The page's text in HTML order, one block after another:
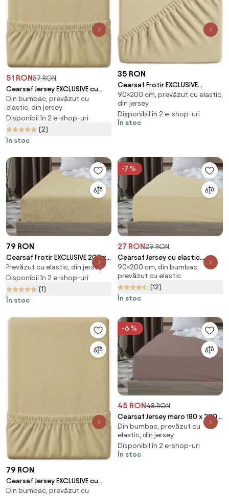
51 RON57 RON
Cearsaf Jersey EXCLUSIVE cu
elastic crem 140 x 200 cm
Din bumbac, prevăzut cu
elastic, din jersey
Disponibil în 2 e-shop-uri
(2)
În stoc
35 RON
Cearsaf Frotir EXCLUSIVE
90x200 cm crem
90×200 cm, prevăzut cu elastic,
din jersey
Disponibil în 2 e-shop-uri
În stoc
79 RON
Cearsaf Frotir EXCLUSIVE 200 x
220 cm crem
Prevăzut cu elastic, din jersey
Disponibil în 2 e-shop-uri
(1)
În stoc
-7 %
27 RON29 RON
Cearsaf Jersey cu elastic
90x200 cm crem
90×200 cm, din bumbac,
prevăzut cu elastic
(12)
În stoc
79 RON
Cearsaf Jersey EXCLUSIVE cu
elastic crem 200 x 220 cm
Din bumbac, prevăzut cu
-6 %
45 RON48 RON
Cearsaf Jersey maro 180 x 200
cm
Din bumbac, prevăzut cu
elastic, din jersey
Disponibil în 2 e-shop-uri
În stoc